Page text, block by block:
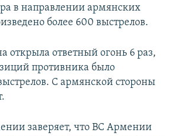
в направлении армянских
более 600 выстрелов.
открыла ответный огонь 6 раз,
противника было
С армянской стороны
заверяет, что ВС Армении